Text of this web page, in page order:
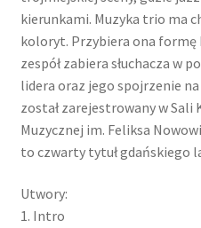
kierunkami. Muzyka trio ma
koloryt. Przybiera ona
zespół zabiera słuchacza w
lidera oraz jego spojrzenie na
został zarejestrowany w Sali
Muzycznej im. Feliksa
to czwarty tytuł gdańskiego
Utwory:
1. Intro